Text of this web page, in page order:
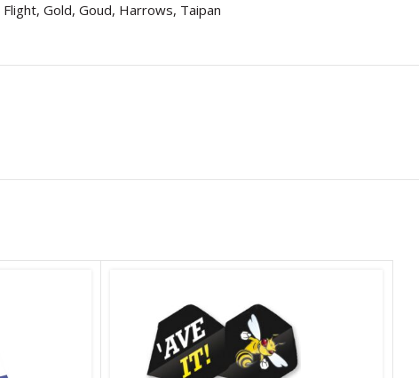
Flight, Gold, Goud, Harrows, Taipan